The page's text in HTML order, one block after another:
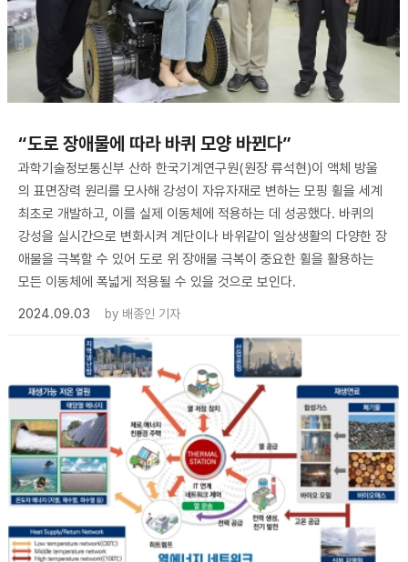
“도로 장애물에 따라 바퀴 모양 바뀐다”
과학기술정보통신부 산하 한국기계연구원(원장 류석현)이 액체 방울
의 표면장력 원리를 모사해 강성이 자유자재로 변하는 모핑 휠을 세계
최초로 개발하고, 이를 실제 이동체에 적용하는 데 성공했다. 바퀴의
강성을 실시간으로 변화시켜 계단이나 바위같이 일상생활의 다양한 장
애물을 극복할 수 있어 도로 위 장애물 극복이 중요한 휠을 활용하는
모든 이동체에 폭넓게 적용될 수 있을 것으로 보인다.
2024.09.03
by 배종인 기자